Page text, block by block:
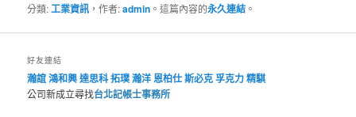
分類:工業資訊 ，作者:admin 。這篇內容的永久連結 。
好友連結
瀚誼鴻和興達思科拓璞瀚洋恩柏仕斯必克孚克力精騏
公司新成立尋找台北記帳士事務所